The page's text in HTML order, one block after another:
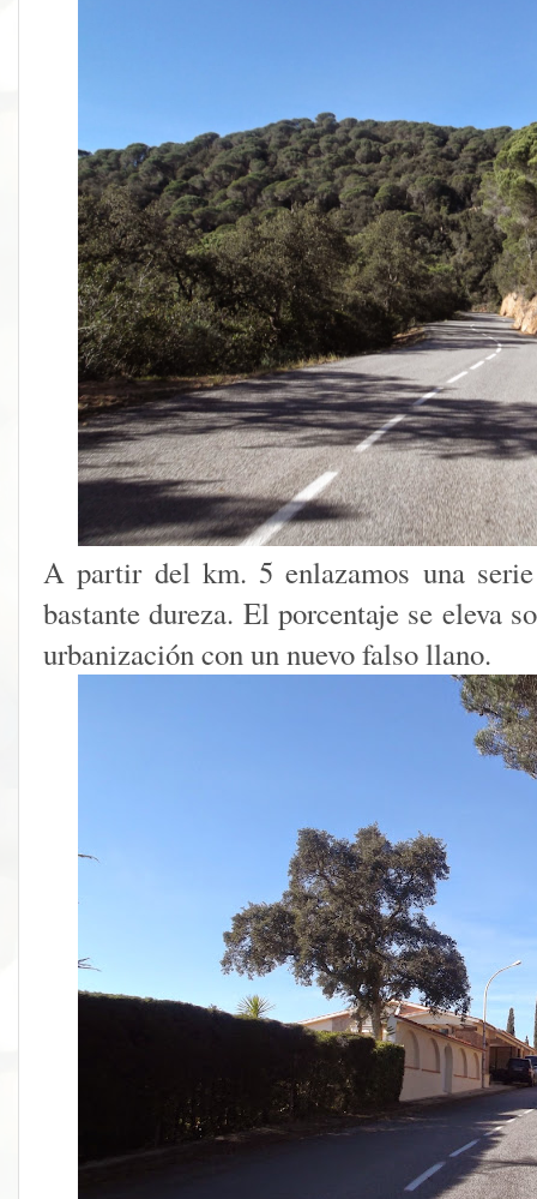
A partir del km. 5 enlazamos una
bastante dureza. El porcentaje se eleva
urbanización con un nuevo falso llano.